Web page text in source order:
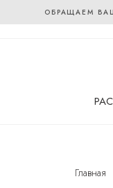
ОБРАЩАЕМ
Главная